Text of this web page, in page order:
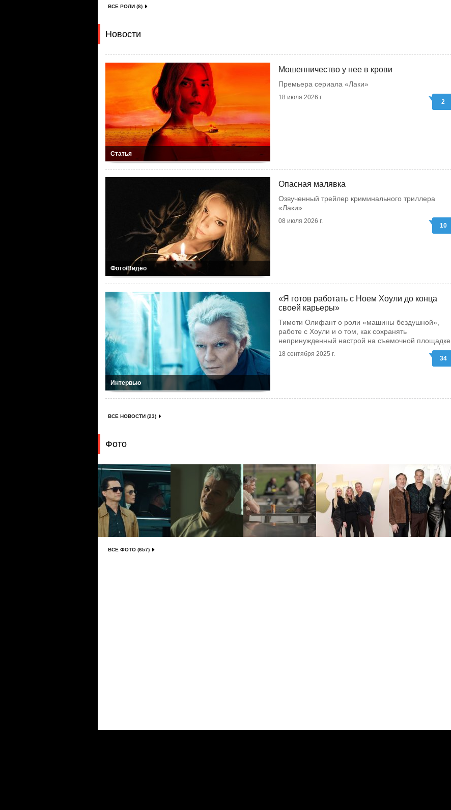
ВСЕ РОЛИ (8)
Новости
Статья
Мошенничество у нее в крови
Премьера сериала «Лаки»
18 июля 2026 г.
2
Фото/Видео
Опасная малявка
Озвученный трейлер криминального триллера
«Лаки»
08 июля 2026 г.
10
Интервью
«Я готов работать с Ноем Хоули до конца
своей карьеры»
Тимоти Олифант о роли «машины бездушной»,
работе с Хоули и о том, как сохранять
непринужденный настрой на съемочной площадке
18 сентября 2025 г.
34
ВСЕ НОВОСТИ (23)
Фото
ВСЕ ФОТО (657)